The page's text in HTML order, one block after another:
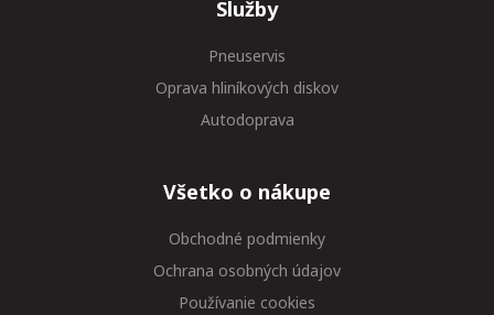
Služby
Pneuservis
Oprava hliníkových diskov
Autodoprava
Všetko o nákupe
Obchodné podmienky
Ochrana osobných údajov
Používanie cookies